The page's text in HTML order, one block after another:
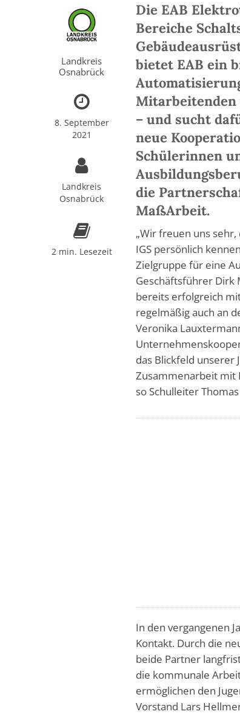
Landkreis
Osnabrück
8. September
2021
Landkreis
Osnabrück
2 min. Lesezeit
Die EAB
Bereiche
bietet EAB ein
Mitarbeitenden
– und sucht
neue
Schülerinnen
die
MaßArbeit.
„Wir freuen uns
IGS persönlich
Zielgruppe für eine
Geschäftsführer Dirk
bereits erfolgreich
regelmäßig auch an
Veronika
das Blickfeld unserer
Zusammenarbeit mit
so Schulleiter
In den vergangenen
Kontakt. Durch die
beide Partner
die kommunale
ermöglichen den
Vorstand Lars